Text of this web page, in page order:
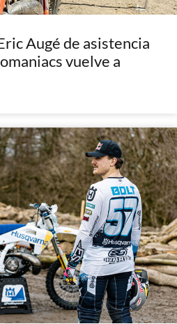
Augé de asistencia
vuelve a